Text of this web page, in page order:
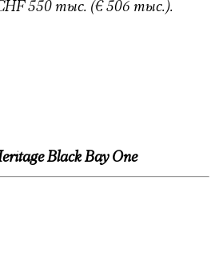
550 тыс. (€ 506 тыс.).
Black Bay One